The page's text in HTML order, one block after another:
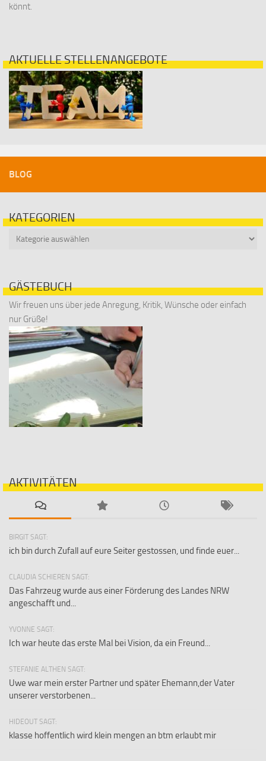
könnt.
AKTUELLE STELLENANGEBOTE
BLOG
KATEGORIEN
Kategorien
GÄSTEBUCH
Wir freuen uns über jede Anregung, Kritik, Wünsche oder einfach
nur Grüße!
AKTIVITÄTEN
BIRGIT SAGT:
ich bin durch Zufall auf eure Seiter gestossen, und finde euer...
CLAUDIA SCHIEREN SAGT:
Das Fahrzeug wurde aus einer Förderung des Landes NRW
angeschafft und...
YVONNE SAGT:
Ich war heute das erste Mal bei Vision, da ein Freund...
STEFANIE ALTHEN SAGT:
Uwe war mein erster Partner und später Ehemann,der Vater
unserer verstorbenen...
HIDEOUT SAGT:
klasse hoffentlich wird klein mengen an btm erlaubt mir